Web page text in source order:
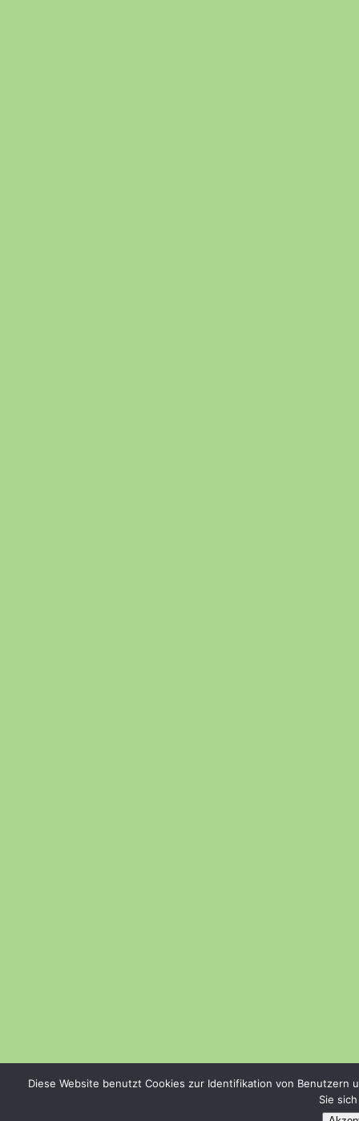
Diese Website benutzt Cookies zur Identifikation von
Sie